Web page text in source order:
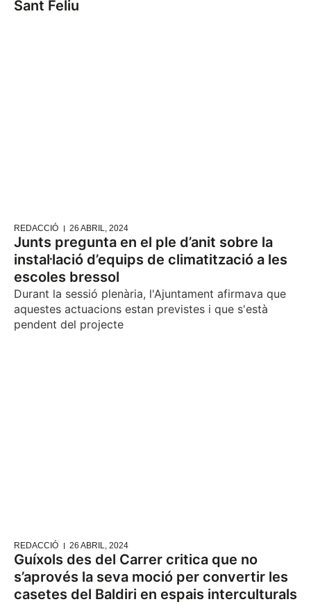
Sant Feliu
REDACCIÓ 26 ABRIL, 2024
Junts pregunta en el ple d’anit sobre la
instal·lació d’equips de climatització a les
escoles bressol
Durant la sessió plenària, l'Ajuntament afirmava que
aquestes actuacions estan previstes i que s'està
pendent del projecte
REDACCIÓ 26 ABRIL, 2024
Guíxols des del Carrer critica que no
s’aprovés la seva moció per convertir les
casetes del Baldiri en espais interculturals